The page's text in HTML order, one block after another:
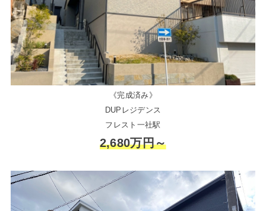
《完成済み》
DUPレジデンス
フレスト一社駅
2,680万円～